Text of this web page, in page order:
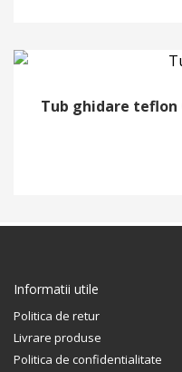
Tub ghidare teflon
Informatii utile
Politica de retur
Livrare produse
Politica de confidentialitate